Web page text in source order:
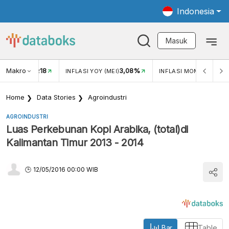
Indonesia
Masuk
MakroUSD/IDR18 INFLASI YOY (MEI)3,08% INFLASI MOM (MEI)
Home Data Stories Agroindustri
AGROINDUSTRI
Luas Perkebunan Kopi Arabika, (total)di
Kalimantan Timur 2013 - 2014
12/05/2016 00:00 WIB